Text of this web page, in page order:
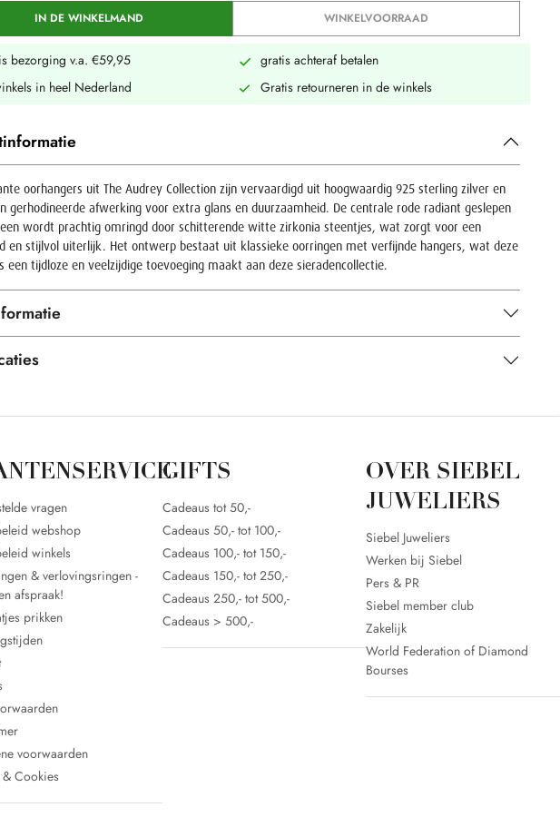
IN DE WINKELMAND WINKELVOORRAAD
bezorging v.a. €59,95
gratis achteraf betalen
in heel Nederland
Gratis retourneren in de winkels
oorhangers uit The Audrey Collection zijn vervaardigd uit hoogwaardig 925 sterling zilver en
gerhodineerde afwerking voor extra glans en duurzaamheid. De centrale rode radiant geslepen
wordt prachtig omringd door schitterende witte zirkonia steentjes, wat zorgt voor een
en stijlvol uiterlijk. Het ontwerp bestaat uit klassieke oorringen met verfijnde hangers, wat deze
een tijdloze en veelzijdige toevoeging maakt aan deze sieradencollectie.
vragen
webshop
winkels
& verlovingsringen -
afspraak!
prikken
voorwaarden
Cookies
GIFTS
Cadeaus tot 50,-
Cadeaus 50,- tot 100,-
Cadeaus 100,- tot 150,-
Cadeaus 150,- tot 250,-
Cadeaus 250,- tot 500,-
Cadeaus > 500,-
OVER SIEBEL
JUWELIERS
Siebel Juweliers
Werken bij Siebel
Pers & PR
Siebel member club
Zakelijk
World Federation of Diamond
Bourses